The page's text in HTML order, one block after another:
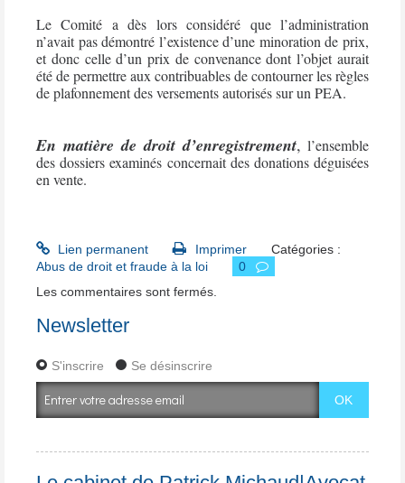
Le Comité a dès lors considéré que l’administration
n’avait pas démontré l’existence d’une minoration de prix,
et donc celle d’un prix de convenance dont l’objet aurait
été de permettre aux contribuables de contourner les règles
de plafonnement des versements autorisés sur un PEA.
En matière de droit d’enregistrement, l’ensemble
des dossiers examinés concernait des donations déguisées
en vente.
Lien permanent Imprimer
Catégories :
Abus de droit et fraude à la loi
0
Les commentaires sont fermés.
Newsletter
S'inscrire Se désinscrire